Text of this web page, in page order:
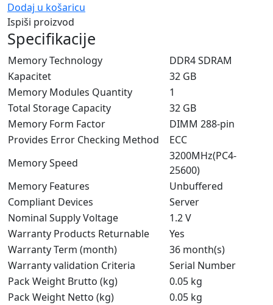
Dodaj u košaricu
Ispiši proizvod
Specifikacije
Memory Technology
DDR4 SDRAM
Kapacitet
32 GB
Memory Modules Quantity
1
Total Storage Capacity
32 GB
Memory Form Factor
DIMM 288-pin
Provides Error Checking Method
ECC
Memory Speed
3200MHz(PC4-
25600)
Memory Features
Unbuffered
Compliant Devices
Server
Nominal Supply Voltage
1.2 V
Warranty Products Returnable
Yes
Warranty Term (month)
36 month(s)
Warranty validation Criteria
Serial Number
Pack Weight Brutto (kg)
0.05 kg
Pack Weight Netto (kg)
0.05 kg